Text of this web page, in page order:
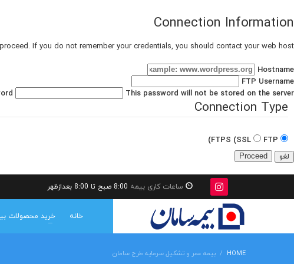
Connection Information
If you do not remember your credentials, you should contact your web host.
Hostname
FTP Username
This password will not be stored on the server.
Connection Type
FTP
FTPS (SSL)
لغو
ساعات کاری بیمه
خانه خرید محصولات
HOME بیمه عمر و تشکیل سرمایه طرح سامان